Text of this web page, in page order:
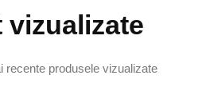
vizualizate
recente produsele vizualizate